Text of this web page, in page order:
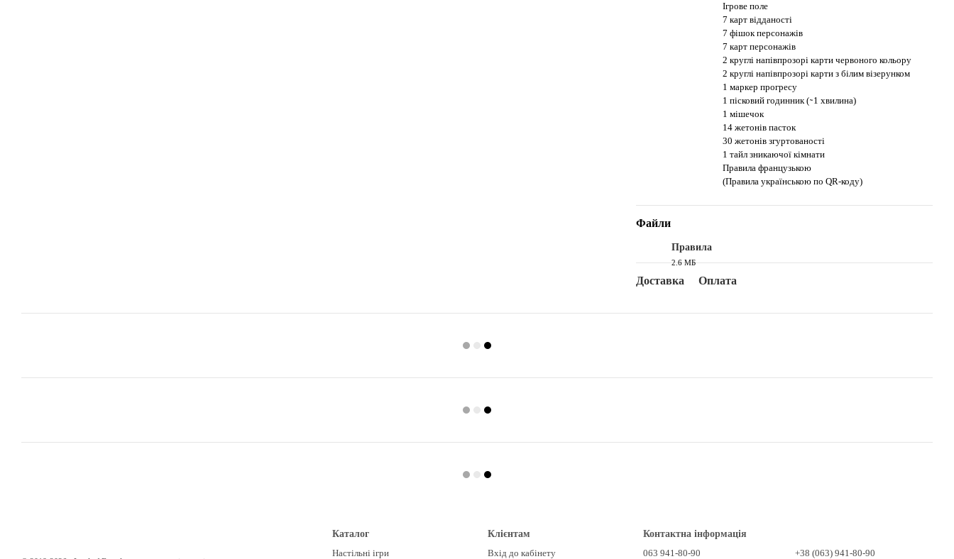
Ігрове поле
7 карт відданості
7 фішок персонажів
7 карт персонажів
2 круглі напівпрозорі карти червоного кольору
2 круглі напівпрозорі карти з білим візерунком
1 маркер прогресу
1 пісковий годинник ( ̴ 1 хвилина)
1 мішечок
14 жетонів пасток
30 жетонів згуртованості
1 тайл зникаючої кімнати
Правила французькою
(Правила українською по QR-коду)
Файли
Правила
2.6 МБ
Доставка Оплата
Каталог
Настільні ігри
Клієнтам
Вхід до кабінету
Контактна інформація
063 941-80-90
+38 (063) 941-80-90